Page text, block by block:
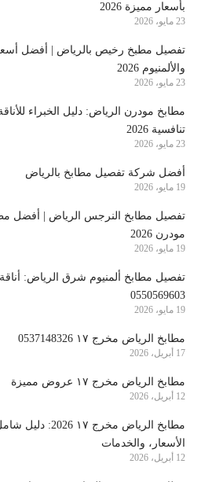
بأسعار مميزة 2026
23 مايو، 2026
تفصيل مطبخ رخيص بالرياض | أفضل
والألمنيوم 2026
23 مايو، 2026
مطابخ مودرن الرياض: دليل الخبراء
تنافسية 2026
23 مايو، 2026
أفضل شركة تفصيل مطابخ بالرياض
19 مايو، 2026
تفصيل مطابخ النرجس الرياض | أفضل
مودرن 2026
19 مايو، 2026
تفصيل مطابخ ألمنيوم شرق الرياض:
0550569603
19 مايو، 2026
مطابخ الرياض مخرج ١٧ 0537148326
17 أبريل، 2026
مطابخ الرياض مخرج ١٧ عروض مميزة
12 أبريل، 2026
مطابخ الرياض مخرج
الأسعار، والخدمات
12 أبريل، 2026